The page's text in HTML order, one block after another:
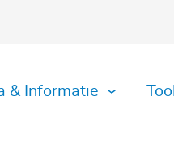
& Informatie